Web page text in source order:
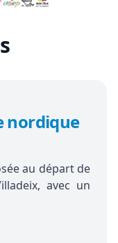
nordique
au départ de
avec un